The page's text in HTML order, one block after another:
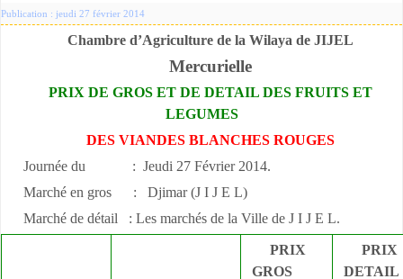
mercredi 14 décembre 2016 L'AMBASSADEUR DES USA
À LA CAW DE JIJEL
mercredi 6 novembre 2019
01:00
Publication : jeudi 27 février 2014
Chambre d’Agriculture de la Wilaya de JIJEL
Mercurielle
PRIX DE GROS ET DE DETAIL DES FRUITS ET
LEGUMES
DES VIANDES BLANCHES ROUGES
Journée du : Jeudi 27 Février 2014.
Marché en gros : Djimar (J I J E L)
Marché de détail : Les marchés de la Ville de J I J E L.
PRIX
GROS
PRIX
DETAIL